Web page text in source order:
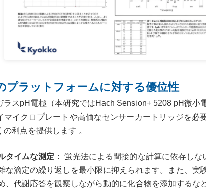
プラットフォームに対する優位性
ラスpH電極（本研究ではHach Sension+ 5208 pH微小
マイクロプレートや高価なセンサーカートリッジを必
利点を提供します 。
タイムな測定： 蛍光法による間接的な計算に依存し
な滴定の繰り返しを最小限に抑えられます。また、実
、代謝応答を観察しながら動的に化合物を添加するな